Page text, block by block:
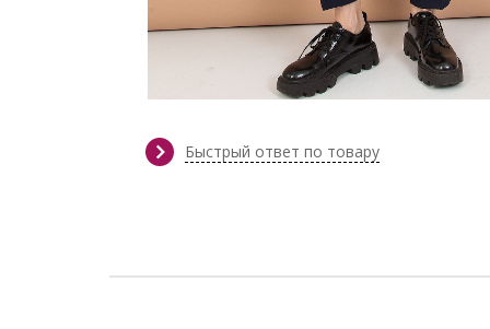
Быстрый ответ по товару